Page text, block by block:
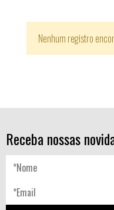
Nenhum registro
Receba nossas